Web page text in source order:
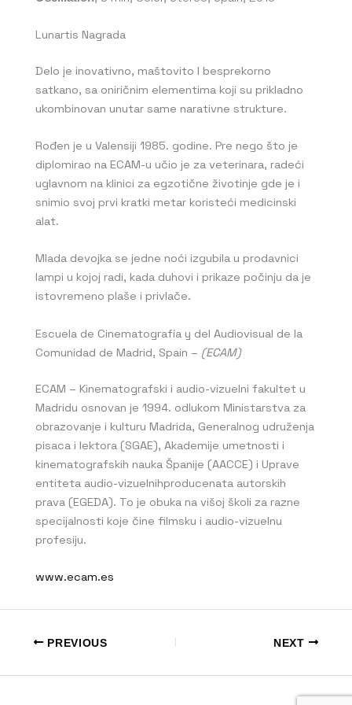
Lunartis Nagrada
Delo je inovativno, maštovito I besprekorno
satkano, sa oniričnim elementima koji su prikladno
ukombinovan unutar same narativne strukture.
Rođen je u Valensiji 1985. godine. Pre nego što je
diplomirao na ECAM-u učio je za veterinara, radeći
uglavnom na klinici za egzotične životinje gde je i
snimio svoj prvi kratki metar koristeći medicinski
alat.
Mlada devojka se jedne noći izgubila u prodavnici
lampi u kojoj radi, kada duhovi i prikaze počinju da je
istovremeno plaše i privlače.
Escuela de Cinematografía y del Audiovisual de la
Comunidad de Madrid, Spain – (ECAM)
ECAM – Kinematografski i audio-vizuelni fakultet u
Madridu osnovan je 1994. odlukom Ministarstva za
obrazovanje i kulturu Madrida, Generalnog udruženja
pisaca i lektora (SGAE), Akademije umetnosti i
kinematografskih nauka Španije (AACCE) i Uprave
entiteta audio-vizuelnihproducenata autorskih
prava (EGEDA). To je obuka na višoj školi za razne
specijalnosti koje čine filmsku i audio-vizuelnu
profesiju.
www.ecam.es
PREVIOUS NEXT